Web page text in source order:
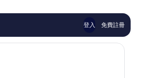
價
篇
評
價
登入 免費註冊